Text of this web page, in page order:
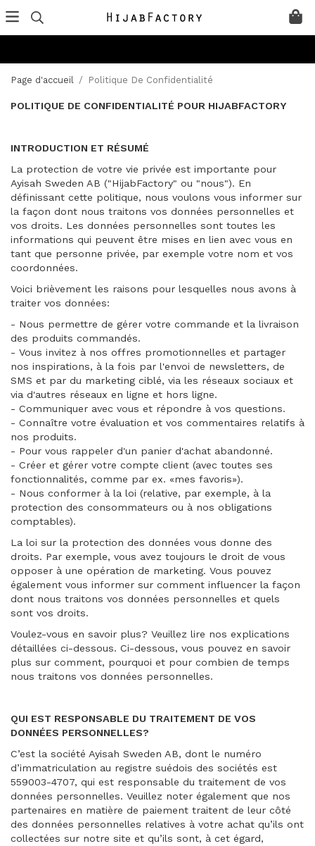
Page d'accueil / Politique De Confidentialité
POLITIQUE DE CONFIDENTIALITÉ POUR HIJABFACTORY
INTRODUCTION ET RÉSUMÉ
La protection de votre vie privée est importante pour
Ayisah Sweden AB ("HijabFactory" ou "nous"). En
définissant cette politique, nous voulons vous informer sur
la façon dont nous traitons vos données personnelles et
vos droits. Les données personnelles sont toutes les
informations qui peuvent être mises en lien avec vous en
tant que personne privée, par exemple votre nom et vos
coordonnées.
Voici brièvement les raisons pour lesquelles nous avons à
traiter vos données:
- Nous permettre de gérer votre commande et la livraison
des produits commandés.
- Vous invitez à nos offres promotionnelles et partager
nos inspirations, à la fois par l'envoi de newsletters, de
SMS et par du marketing ciblé, via les réseaux sociaux et
via d'autres réseaux en ligne et hors ligne.
- Communiquer avec vous et répondre à vos questions.
- Connaître votre évaluation et vos commentaires relatifs à
nos produits.
- Pour vous rappeler d'un panier d'achat abandonné.
- Créer et gérer votre compte client (avec toutes ses
fonctionnalités, comme par ex. «mes favoris»).
- Nous conformer à la loi (relative, par exemple, à la
protection des consommateurs ou à nos obligations
comptables).
La loi sur la protection des données vous donne des
droits. Par exemple, vous avez toujours le droit de vous
opposer à une opération de marketing. Vous pouvez
également vous informer sur comment influencer la façon
dont nous traitons vos données personnelles et quels
sont vos droits.
Voulez-vous en savoir plus? Veuillez lire nos explications
détaillées ci-dessous. Ci-dessous, vous pouvez en savoir
plus sur comment, pourquoi et pour combien de temps
nous traitons vos données personnelles.
QUI EST RESPONSABLE DU TRAITEMENT DE VOS
DONNÉES PERSONNELLES?
C’est la société Ayisah Sweden AB, dont le numéro
d’immatriculation au registre suédois des sociétés est
559003-4707, qui est responsable du traitement de vos
données personnelles. Veuillez noter également que nos
partenaires en matière de paiement traitent de leur côté
des données personnelles relatives à votre achat qu’ils ont
collectées sur notre site et qu’ils sont, à cet égard,